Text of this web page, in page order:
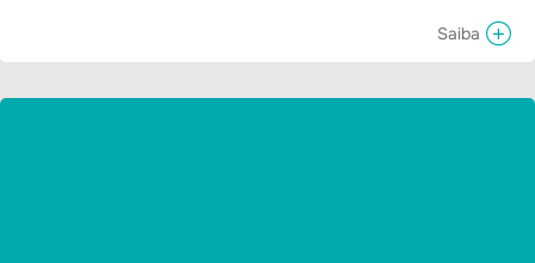
Saiba